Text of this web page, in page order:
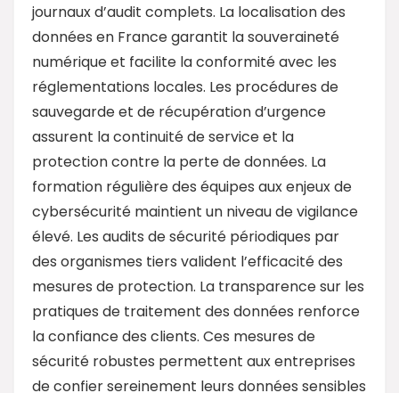
journaux d’audit complets. La localisation des
données en France garantit la souveraineté
numérique et facilite la conformité avec les
réglementations locales. Les procédures de
sauvegarde et de récupération d’urgence
assurent la continuité de service et la
protection contre la perte de données. La
formation régulière des équipes aux enjeux de
cybersécurité maintient un niveau de vigilance
élevé. Les audits de sécurité périodiques par
des organismes tiers valident l’efficacité des
mesures de protection. La transparence sur les
pratiques de traitement des données renforce
la confiance des clients. Ces mesures de
sécurité robustes permettent aux entreprises
de confier sereinement leurs données sensibles